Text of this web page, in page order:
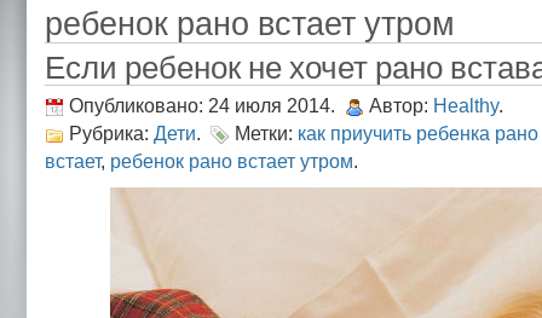
ребенок рано встает утром
Если ребенок не хочет рано
Опубликовано: 24 июля 2014. Автор: Healthy.
Рубрика: Дети. Метки: как приучить ребенка
встает, ребенок рано встает утром.